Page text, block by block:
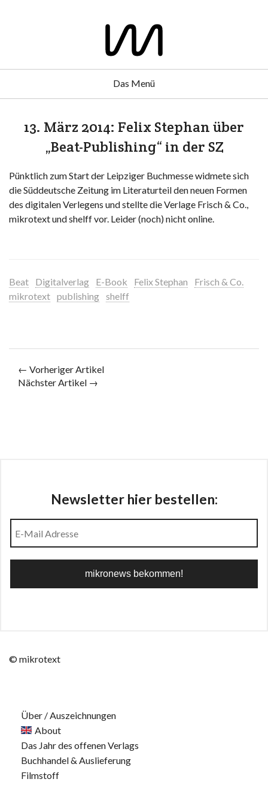
Das Menü
13. März 2014: Felix Stephan über
„Beat-Publishing“ in der SZ
Pünktlich zum Start der Leipziger Buchmesse widmete sich
die Süddeutsche Zeitung im Literaturteil den neuen Formen
des digitalen Verlegens und stellte die Verlage Frisch & Co.,
mikrotext und shelff vor. Leider (noch) nicht online.
Beat Digitalverlag E-Book Felix Stephan
Frisch & Co.
mikrotext publishing shelff
← Vorheriger Artikel
Nächster Artikel →
Newsletter hier bestellen:
© mikrotext
Über / Auszeichnungen
About
Das Jahr des offenen Verlags
Buchhandel & Auslieferung
Filmstoff